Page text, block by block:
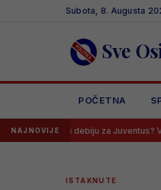
Subota, 8. Augusta
Sve
POČETNA
NAJNOVIJE
u debiju za Juventus? Veću od
ISTAKNUTE